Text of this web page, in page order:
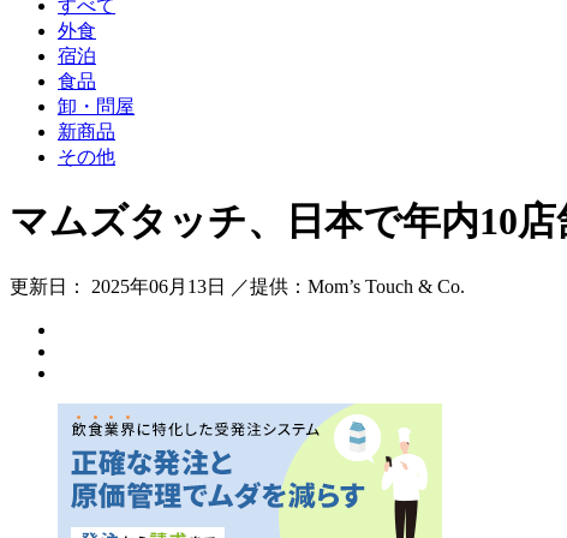
すべて
外食
宿泊
食品
卸・問屋
新商品
その他
マムズタッチ、日本で年内10
更新日： 2025年06月13日 ／提供：Mom’s Touch & Co.